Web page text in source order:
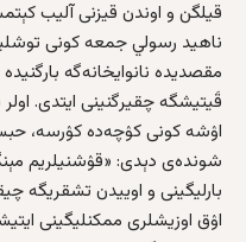
نا‌هید رسولي جمعه‌ کونی
مقصدیده نانوایخانه‌گه
قَیتیشگه چقیرگنینی ایتدی.
اۉشه‌ کونی کۉچه‌ده کۉرسه،
شونده‌ی دېدی: «قۉشنیلریم
بارلیگینی و اوییدن تشقریگه
اۉق اوزیشلری ممکنلیگینی